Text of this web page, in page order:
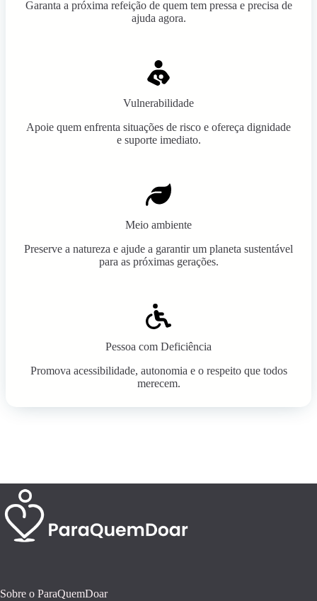
Garanta a próxima refeição de quem tem pressa e precisa de
ajuda agora.
Vulnerabilidade
Apoie quem enfrenta situações de risco e ofereça dignidade
e suporte imediato.
Meio ambiente
Preserve a natureza e ajude a garantir um planeta sustentável
para as próximas gerações.
Pessoa com Deficiência
Promova acessibilidade, autonomia e o respeito que todos
merecem.
Sobre o ParaQuemDoar